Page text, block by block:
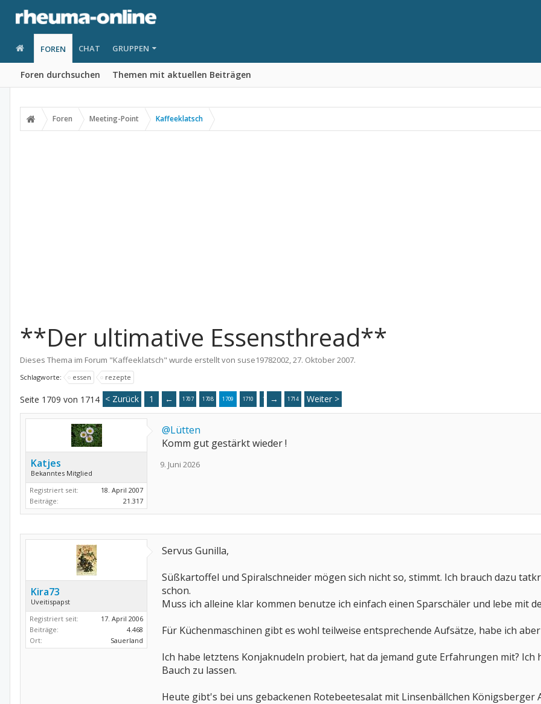
FOREN
Foren durchsuchen Themen mit aktuellen Beiträgen
CHAT GRUPPEN
Foren Meeting-Point Kaffeeklatsch
**Der ultimative Essensthread**
Dieses Thema im Forum "Kaffeeklatsch" wurde erstellt von suse19782002,27. Oktober 2007.
Schlagworte: essen rezepte
Seite 1709 von 1714 < Zurück 1 ← 1707 1708 1709 1710 1711→ 1714 Weiter >
Katjes
Bekanntes Mitglied
Registriert seit:
18. April 2007
Beiträge:
21.317
@Lütten
Komm gut gestärkt wieder !
9. Juni 2026
Kira73
Uveitispapst
Registriert seit:
17. April 2006
Beiträge:
4.468
Ort:
Sauerland
Servus Gunilla,
Süßkartoffel und Spiralschneider mögen sich nicht so, stimmt. Ich brauch dazu
schon.
Muss ich alleine klar kommen benutze ich einfach einen Sparschäler und lebe mit
Für Küchenmaschinen gibt es wohl teilweise entsprechende Aufsätze, habe ich
Ich habe letztens Konjaknudeln probiert, hat da jemand gute Erfahrungen mit?
Bauch zu lassen.
Heute gibt's bei uns gebackenen Rotebeetesalat mit Linsenbällchen Königsberger